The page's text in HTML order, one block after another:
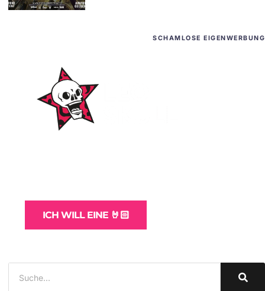
SCHAMLOSE EIGENWERBUNG
ICH WILL EINE 🤘🏻